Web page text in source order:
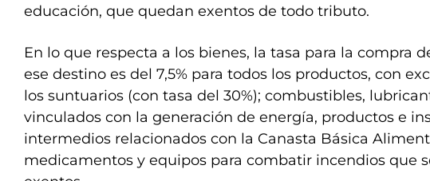
educación, que quedan exentos de todo tributo.
En lo que respecta a los bienes, la tasa para la compra
ese destino es del 7,5% para todos los productos, con
los suntuarios (con tasa del 30%); combustibles,
vinculados con la generación de energía, productos e
intermedios relacionados con la Canasta Básica
medicamentos y equipos para combatir incendios que